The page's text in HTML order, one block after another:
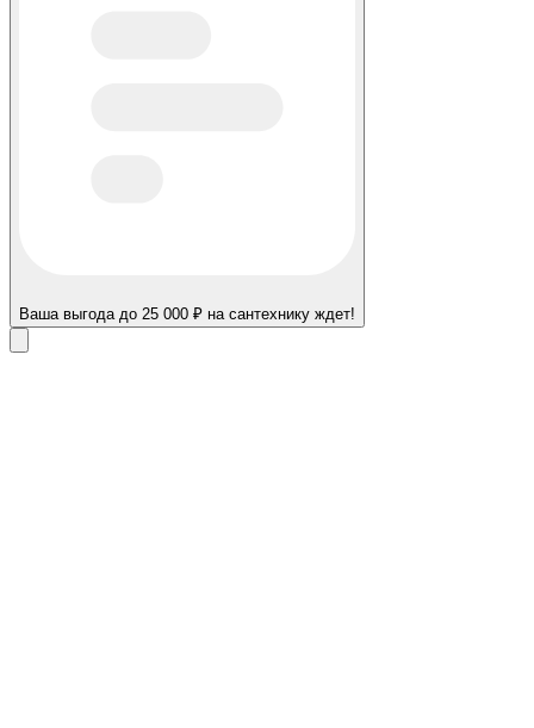
Ваша выгода до 25 000 ₽ на сантехнику ждет!